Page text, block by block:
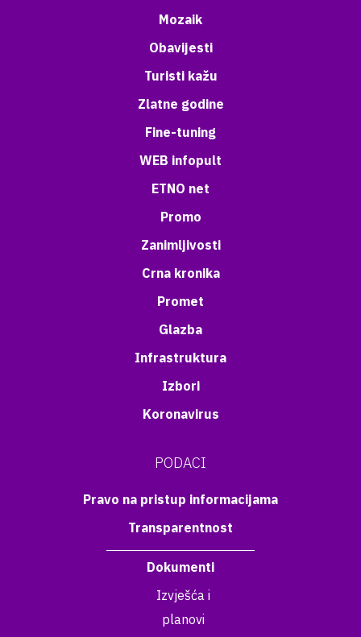
Mozaik
Obavijesti
Turisti kažu
Zlatne godine
Fine-tuning
WEB infopult
ETNO net
Promo
Zanimljivosti
Crna kronika
Promet
Glazba
Infrastruktura
Izbori
Koronavirus
PODACI
Pravo na pristup informacijama
Transparentnost
Dokumenti
Izvješća i
planovi